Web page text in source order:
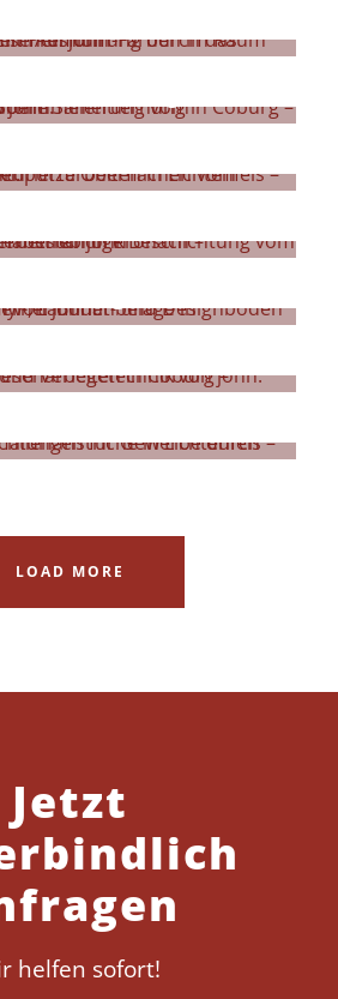
LOAD MORE
Jetzt
helfen sofort!